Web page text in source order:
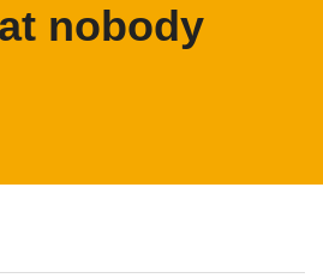
nobody